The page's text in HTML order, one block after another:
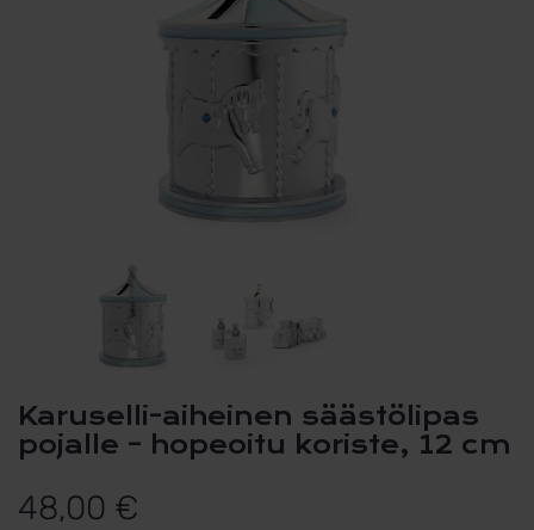
Karuselli-aiheinen säästölipas
pojalle – hopeoitu koriste, 12 cm
48,00 €